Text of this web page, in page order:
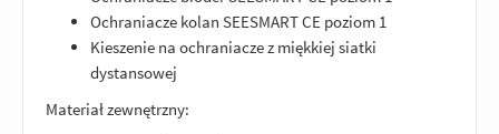
Ochraniacze kolan SEESMART CE poziom 1
Kieszenie na ochraniacze z miękkiej siatki
dystansowej
Materiał zewnętrzny: